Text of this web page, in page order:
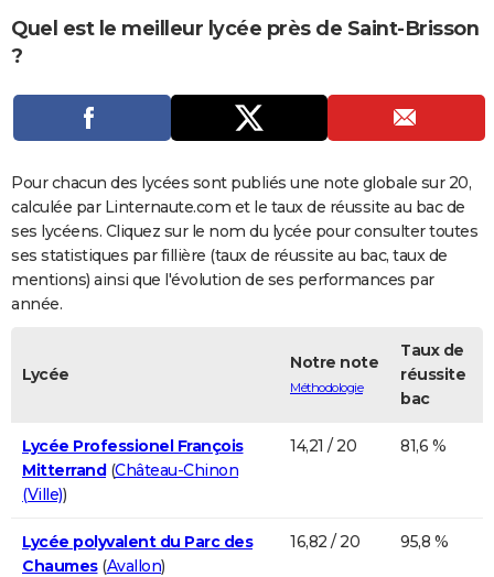
Carte de Noël
Carte Bonne année
Carte Saint-Valentin
Carte Pâques
Carte d'anniversaire
DICTIONNAIRE
Dictionnaire
Biographies
Citations
Expressions
Proverbes
PROGRAMME TV
S'inscrire
Se connecter
Lycées
Collèges
Primaires
Universités
Entreprises
Service militaire
Avis de recherche
AVIS DE DÉCÈS
FORUM
Bricolage
Lifestyle
Culture
Sport
Auto
Television
Voyage
Cinema
Quel est le meilleur lycée près de Saint-Brisson
?
Pour chacun des lycées sont publiés une note globale sur 20,
calculée par Linternaute.com et le taux de réussite au bac de
ses lycéens. Cliquez sur le nom du lycée pour consulter toutes
ses statistiques par fillière (taux de réussite au bac, taux de
mentions) ainsi que l'évolution de ses performances par
année.
Lycée
Notre note
Méthodologie
Taux de
réussite
bac
Lycée Professionel François
Mitterrand(Château-Chinon
(Ville))
14,21 / 20 81,6 %
Lycée polyvalent du Parc des
Chaumes(Avallon)
16,82 / 20 95,8 %